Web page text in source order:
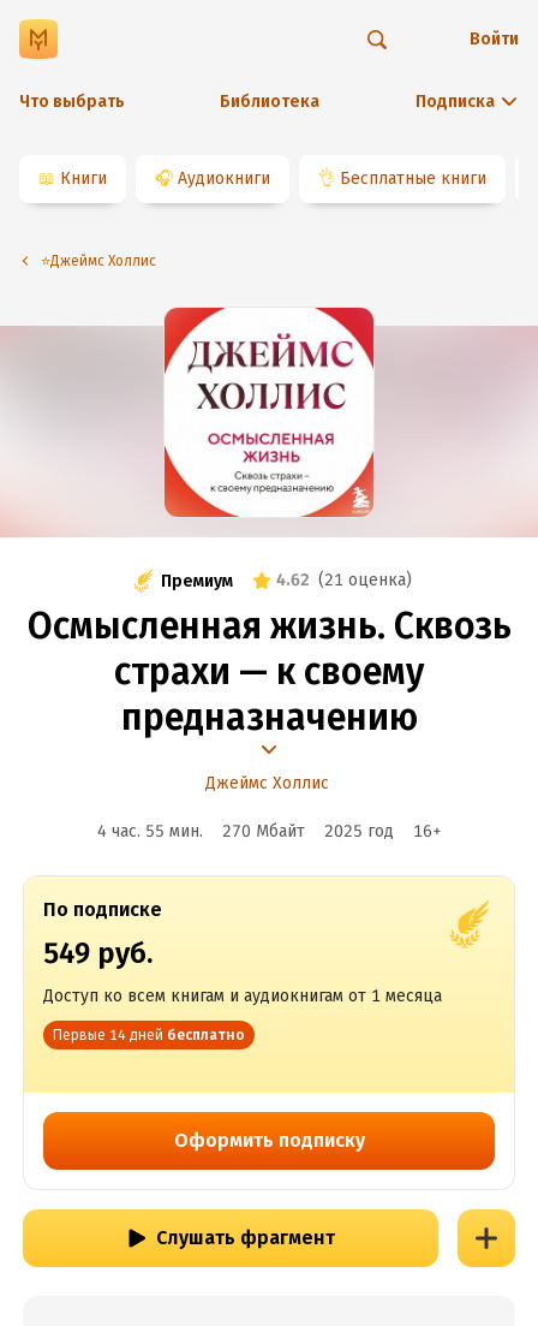
Что выбрать Библиотека Подписка
Войти
📖 Книги 🎧 Аудиокниги 👌 Бесплатные книги
⭐️Джеймс Холлис
Премиум 4.62 (21 оценка)
Осмысленная жизнь. Сквозь
страхи — к своему
предназначению
Джеймс Холлис
4 час. 55 мин. 270 Мбайт 2025 год 16+
По подписке
549 руб.
Доступ ко всем книгам и аудиокнигам от 1 месяца
Первые 14 дней бесплатно
Оформить подписку
Слушать фрагмент